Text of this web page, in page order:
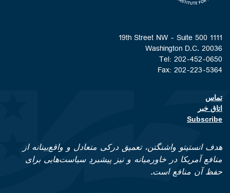
1111 19th Street NW - Suite 500
Washington D.C. 20036
Tel: 202-452-0650
Fax: 202-223-5364
Footer contact links
تماس
اتاق خبر
Subscribe
هدف انستیتو واشنگتن، تعمیق درکی متعادل و واقع‌بینانه از
منافع آمریکا در خاورمیانه و نیز پیشبردِ سیاست‌هایی برای
حفظ آن منافع است.